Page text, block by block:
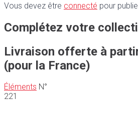
Vous devez être connecté pour
Complétez votre
Livraison offerte à
(pour la France)
Éléments N°
221